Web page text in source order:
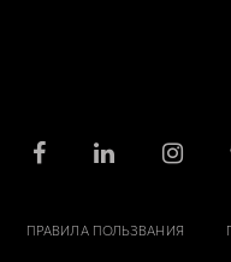
ПРАВИЛА ПОЛЬЗВАНИЯ